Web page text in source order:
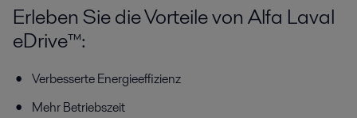
Erleben Sie die Vorteile von Alfa Laval
eDrive™:
Verbesserte Energieeffizienz
Mehr Betriebszeit